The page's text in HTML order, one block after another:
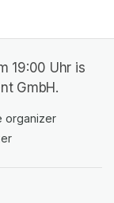
19:00 Uhr is
GmbH.
organizer